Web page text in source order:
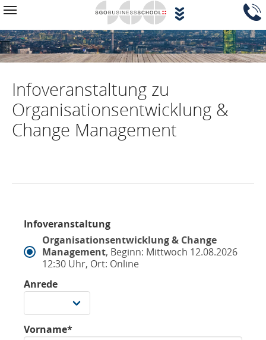
Zum Hauptinhalt springen
Navigationsblock überspringen
Toggle navigation
Infoveranstaltung zu
Organisationsentwicklung &
Change Management
Infoveranstaltung
Organisationsentwicklung & Change
Management, Beginn: Mittwoch 12.08.2026
12:30 Uhr, Ort: Online
Anrede
Vorname*